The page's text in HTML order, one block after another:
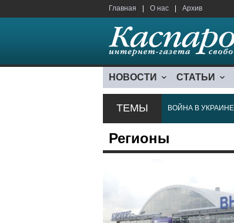
Главная О нас Архив
НОВОСТИ СТАТЬИ
ТЕМЫ ВОЙНА В УКРАИНЕ
Регионы